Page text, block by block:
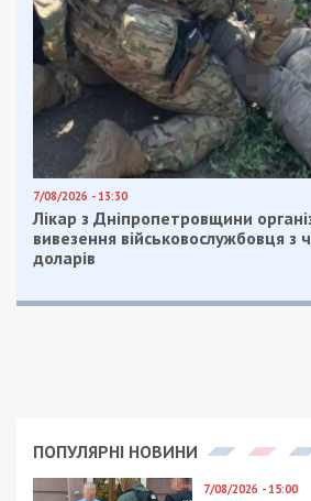
7/08/2026 - 13:30
Лікар з Дніпропетровщини
вивезення військовослужбовця з
доларів
ПОПУЛЯРНІ НОВИНИ
7/08/2026 - 15:00